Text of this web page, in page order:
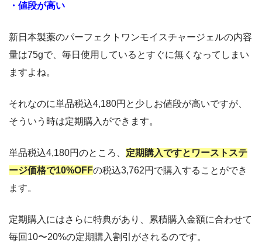
・値段が高い
新日本製薬のパーフェクトワンモイスチャージェルの内容
量は75gで、毎日使用しているとすぐに無くなってしまい
ますよね。
それなのに単品税込4,180円と少しお値段が高いですが、
そういう時は定期購入ができます。
単品税込4,180円のところ、 定期購入ですとワーストステ
ージ価格で10%OFFの税込3,762円で購入することができ
ます。
定期購入にはさらに特典があり、累積購入金額に合わせて
毎回10〜20%の定期購入割引がされるのです。